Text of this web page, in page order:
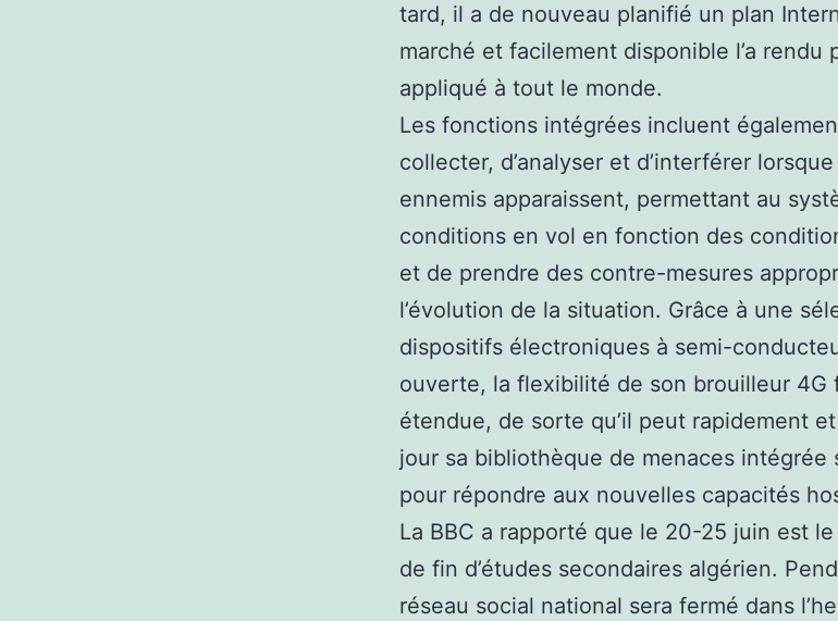
tard, il a de nouveau planifié un plan
marché et facilement disponible l’a rendu
appliqué à tout le monde.
Les fonctions intégrées incluent
collecter, d’analyser et d’interférer
ennemis apparaissent, permettant au
conditions en vol en fonction des
et de prendre des contre-mesures
l’évolution de la situation. Grâce à une
dispositifs électroniques à semi-
ouverte, la flexibilité de son brouilleur 4G
étendue, de sorte qu’il peut rapidement
jour sa bibliothèque de menaces intégrée
pour répondre aux nouvelles capacités
La BBC a rapporté que le 20-25 juin est le
de fin d’études secondaires algérien.
réseau social national sera fermé dans